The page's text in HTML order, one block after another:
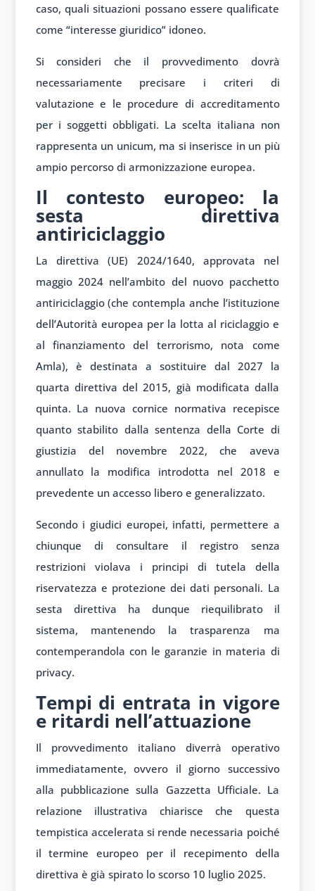
caso, quali situazioni possano essere qualificate
come “interesse giuridico” idoneo.
Si consideri che il provvedimento dovrà
necessariamente precisare i criteri di
valutazione e le procedure di accreditamento
per i soggetti obbligati. La scelta italiana non
rappresenta un unicum, ma si inserisce in un più
ampio percorso di armonizzazione europea.
Il contesto europeo: la
sesta direttiva
antiriciclaggio
La direttiva (UE) 2024/1640, approvata nel
maggio 2024 nell’ambito del nuovo pacchetto
antiriciclaggio (che contempla anche l’istituzione
dell’Autorità europea per la lotta al riciclaggio e
al finanziamento del terrorismo, nota come
Amla), è destinata a sostituire dal 2027 la
quarta direttiva del 2015, già modificata dalla
quinta. La nuova cornice normativa recepisce
quanto stabilito dalla sentenza della Corte di
giustizia del novembre 2022, che aveva
annullato la modifica introdotta nel 2018 e
prevedente un accesso libero e generalizzato.
Secondo i giudici europei, infatti, permettere a
chiunque di consultare il registro senza
restrizioni violava i principi di tutela della
riservatezza e protezione dei dati personali. La
sesta direttiva ha dunque riequilibrato il
sistema, mantenendo la trasparenza ma
contemperandola con le garanzie in materia di
privacy.
Tempi di entrata in vigore
e ritardi nell’attuazione
Il provvedimento italiano diverrà operativo
immediatamente, ovvero il giorno successivo
alla pubblicazione sulla Gazzetta Ufficiale. La
relazione illustrativa chiarisce che questa
tempistica accelerata si rende necessaria poiché
il termine europeo per il recepimento della
direttiva è già spirato lo scorso 10 luglio 2025.